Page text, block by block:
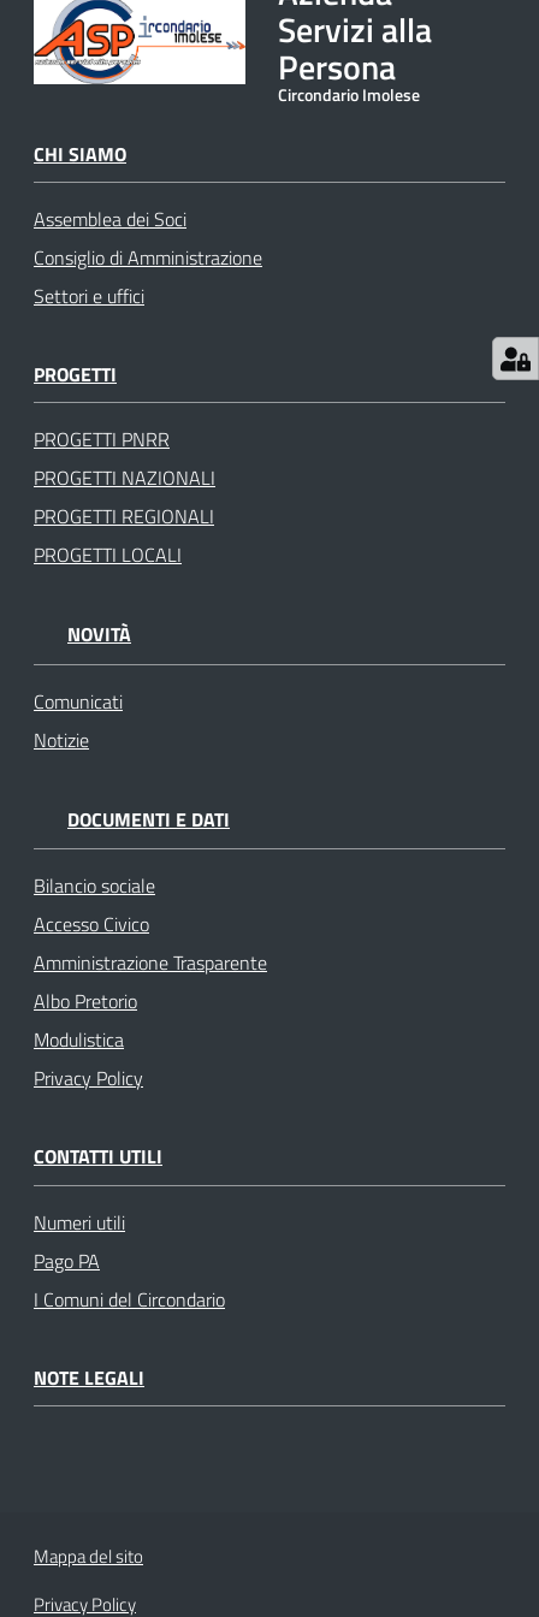
argomenti
Servizi alla
Persona
Circondario Imolese
CHI SIAMO
Assemblea dei Soci
Consiglio di Amministrazione
Settori e uffici
PROGETTI
PROGETTI PNRR
PROGETTI NAZIONALI
PROGETTI REGIONALI
PROGETTI LOCALI
NOVITÀ
Comunicati
Notizie
DOCUMENTI E DATI
Bilancio sociale
Accesso Civico
Amministrazione Trasparente
Albo Pretorio
Modulistica
Privacy Policy
CONTATTI UTILI
Numeri utili
Pago PA
I Comuni del Circondario
NOTE LEGALI
Mappa del sito
Privacy Policy